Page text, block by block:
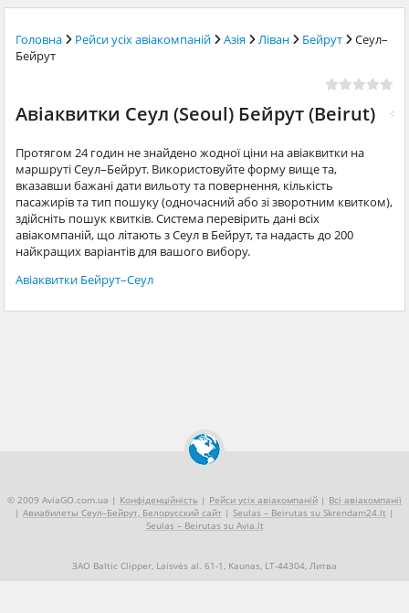
Головна Рейси усіх авіакомпаній Азія Ліван Бейрут
Сеул–
Бейрут
Авіаквитки Сеул (Seoul) Бейрут (Beirut)
Протягом 24 годин не знайдено жодної ціни на авіаквитки на
маршруті Сеул–Бейрут. Використовуйте форму вище та,
вказавши бажані дати вильоту та повернення, кількість
пасажирів та тип пошуку (одночасний або зі зворотним квитком),
здійсніть пошук квитків. Система перевірить дані всіх
авіакомпаній, що літають з Сеул в Бейрут, та надасть до 200
найкращих варіантів для вашого вибору.
Авіаквитки Бейрут–Сеул
© 2009 AviaGO.com.ua | Конфіденційність | Рейси усіх авіакомпаній | Всі авіакомпанії
| Авиабилеты Сеул–Бейрут, Белорусский сайт | Seulas – Beirutas su Skrendam24.lt |
Seulas – Beirutas su Avia.lt
ЗАО Baltic Clipper, Laisvės al. 61-1, Kaunas, LT-44304, Литва